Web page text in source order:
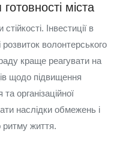
міста
Інвестиції в
волонтерського
краще реагувати на
щодо підвищення
організаційної
наслідки обмежень і
життя.